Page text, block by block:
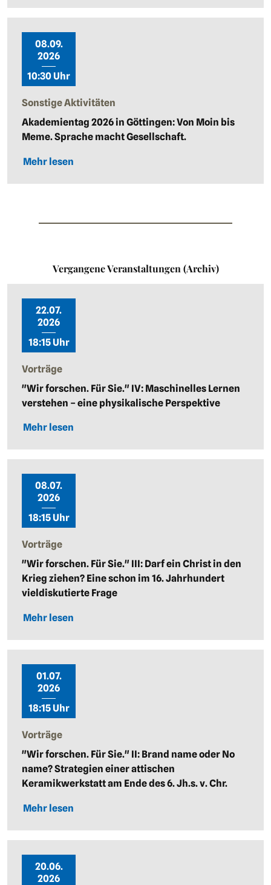
08.09.
2026
10:30 Uhr
Sonstige Aktivitäten
Akademientag 2026 in Göttingen: Von Moin bis
Meme. Sprache macht Gesellschaft.
Mehr lesen
Vergangene Veranstaltungen (Archiv)
22.07.
2026
18:15 Uhr
Vorträge
"Wir forschen. Für Sie." IV: Maschinelles Lernen
verstehen – eine physikalische Perspektive
Mehr lesen
08.07.
2026
18:15 Uhr
Vorträge
"Wir forschen. Für Sie." III: Darf ein Christ in den
Krieg ziehen? Eine schon im 16. Jahrhundert
vieldiskutierte Frage
Mehr lesen
01.07.
2026
18:15 Uhr
Vorträge
"Wir forschen. Für Sie." II: Brand name oder No
name? Strategien einer attischen
Keramikwerkstatt am Ende des 6. Jh.s. v. Chr.
Mehr lesen
20.06.
2026